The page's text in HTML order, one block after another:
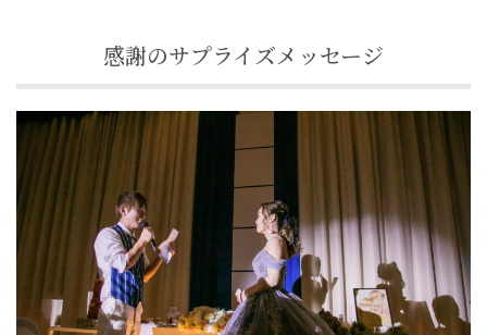
感謝のサプライズメッセージ